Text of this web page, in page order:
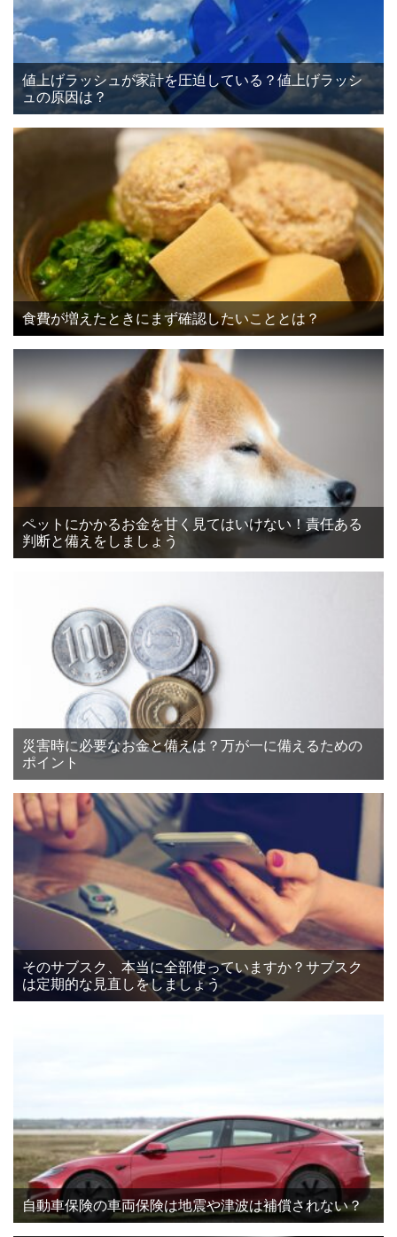
値上げラッシュが家計を圧迫している？値上げラッシ
ュの原因は？
食費が増えたときにまず確認したいこととは？
ペットにかかるお金を甘く見てはいけない！責任ある
判断と備えをしましょう
災害時に必要なお金と備えは？万が一に備えるための
ポイント
そのサブスク、本当に全部使っていますか？サブスク
は定期的な見直しをしましょう
自動車保険の車両保険は地震や津波は補償されない？